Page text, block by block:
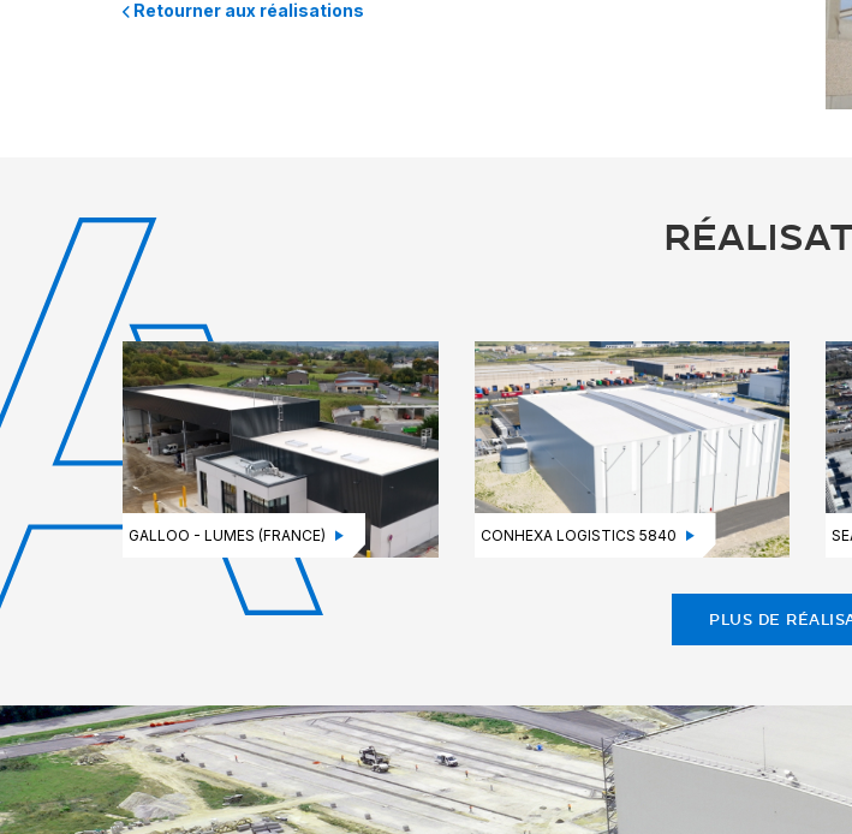
Retourner aux réalisations
GALLOO - LUMES (FRANCE) CONHEXA LOGISTICS 5840
PLUS DE